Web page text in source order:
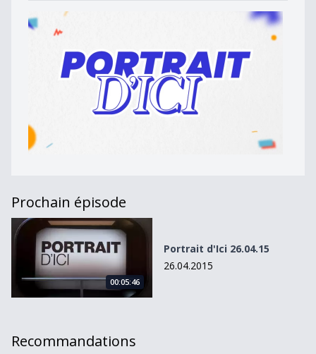
Prochain épisode
Portrait d&#039;Ici 26.04.15
00:05:46
Portrait d'Ici 26.04.15
26.04.2015
Recommandations